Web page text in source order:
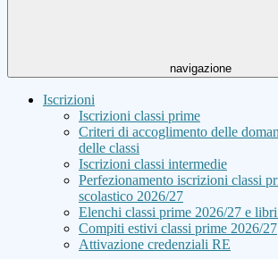
navigazione
Iscrizioni
Iscrizioni classi prime
Criteri di accoglimento delle
delle classi
Iscrizioni classi intermedie
Perfezionamento iscrizioni classi
scolastico 2026/27
Elenchi classi prime 2026/27 e
Compiti estivi classi prime 2026/27
Attivazione credenziali RE